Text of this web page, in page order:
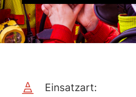
 Einsatzart: